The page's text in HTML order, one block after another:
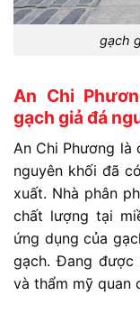
gạch
An Chi
gạch giả đá
An Chi Phương là
nguyên khối đã
xuất. Nhà phân
chất lượng tại
ứng dụng của
gạch. Đang
và thẩm mỹ quan